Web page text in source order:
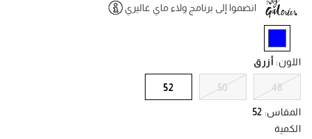
انضموا إلى برنامج ولاء ماي غاليري
selectedاللون: أزرق
48
50
52
المقاس:
52
الكمية